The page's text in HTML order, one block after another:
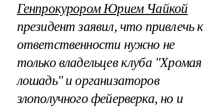
Генпрокурором Юрием Чайкой
президент заявил, что привлечь к
ответственности нужно не
только владельцев клуба "Хромая
лошадь" и организаторов
злополучного фейерверка, но и